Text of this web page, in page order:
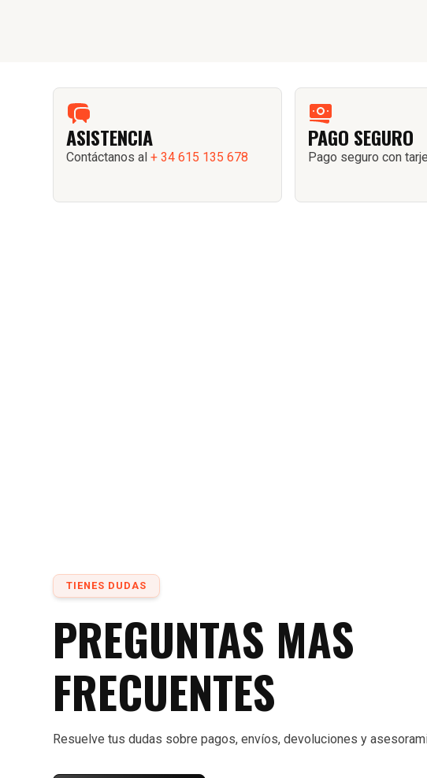
ASISTENCIA
Contáctanos al+ 34 615 135 678
PAGO SEGURO
Pago seguro con
TIENES DUDAS
PREGUNTAS MAS
FRECUENTES
Resuelve tus dudas sobre pagos, envíos, devoluciones y